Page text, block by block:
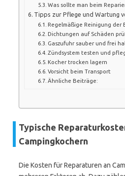
Was sollte man beim
Tipps zur Pflege und Wartung
Regelmäßige Reinigung der
Dichtungen auf Schäden
Gaszufuhr sauber und frei
Zündsystem testen und
Kocher trocken lagern
Vorsicht beim Transport
Ähnliche Beiträge:
Typische
Campingkochern
Die Kosten für Reparaturen an